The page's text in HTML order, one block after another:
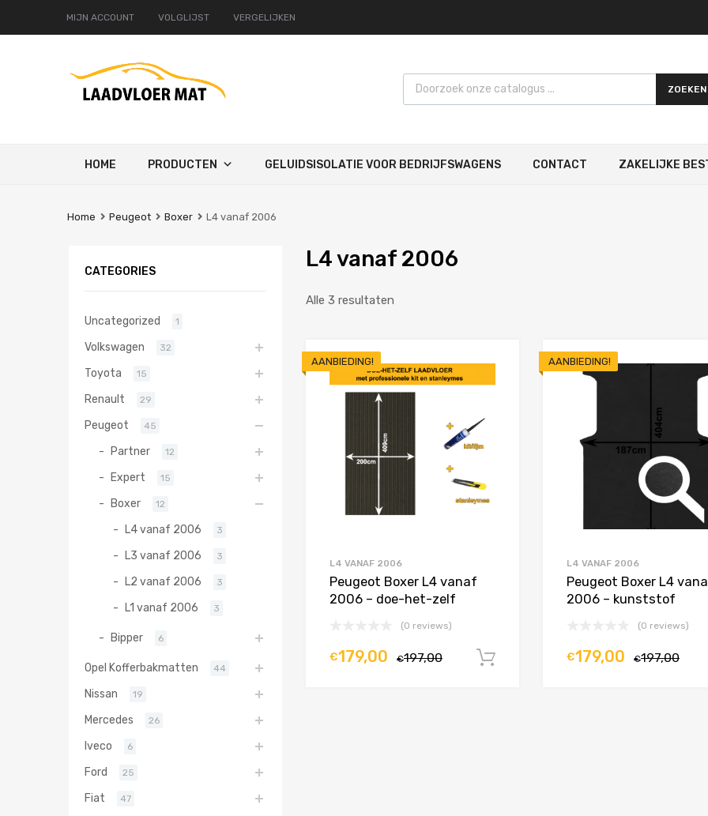
MIJN ACCOUNT VOLGLIJST VERGELIJKEN
Products search ZOEKEN
HOME PRODUCTEN GELUIDSISOLATIE VOOR BEDRIJFSWAGENS CONTACT ZAKELIJKE
Home Peugeot Boxer L4 vanaf 2006
L4 vanaf 2006
Alle 3 resultaten
AANBIEDING!
Toevoegen aan Favorieten
L4 VANAF 2006
Peugeot Boxer L4 vanaf
2006 – doe-het-zelf
(0 reviews)
€197,00
€179,00 In winkelwagen
AANBIEDING!
L4 VANAF 2006
Peugeot Boxer L4
2006 – kunststof
(0 reviews)
€197,00
€179,00
CATEGORIES
Uncategorized 1
Volkswagen 32
Toyota 15
Renault 29
Peugeot 45
Partner 12
Expert 15
Boxer 12
L4 vanaf 2006 3
L3 vanaf 2006 3
L2 vanaf 2006 3
L1 vanaf 2006 3
Bipper 6
Opel Kofferbakmatten 44
Nissan 19
Mercedes 26
Iveco 6
Ford 25
Fiat 47